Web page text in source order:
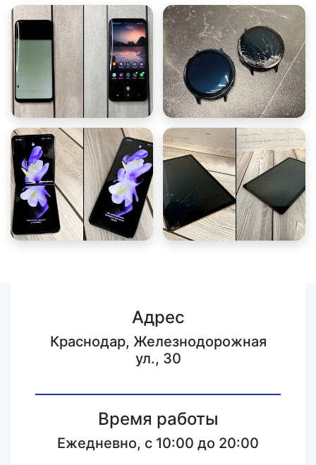
Адрес
Краснодар, Железнодорожная
ул., 30
Время работы
Ежедневно, с 10:00 до 20:00